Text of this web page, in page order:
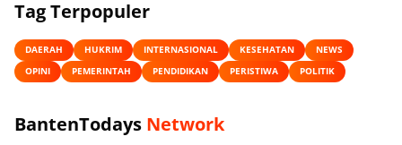
Tag Terpopuler
DAERAH HUKRIM INTERNASIONAL KESEHATAN
NEWS
OPINI
PEMERINTAH PENDIDIKAN PERISTIWA POLITIK
BantenTodays Network